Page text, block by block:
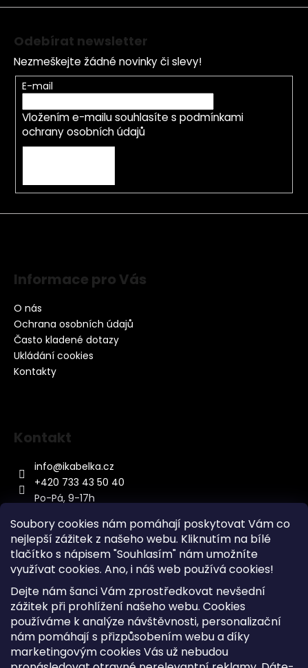
Soubory cookies nám pomáhají poskytovat Vám co
nejlepší zážitek z našeho webu. Kliknutím na bílé
tlačítko s nápisem "Souhlasím" nám umožníte
využívat cookies. Ano, i náš web používá cookies!
Dejte nám šanci Vám zprostředkovat nevšední
zážitek při prohlížení našeho webu. Cookies
používáme k analýze návštěvnosti, personalizační
nám pomáhají s přizpůsobením webu a díky
marketingovým cookies Vás už nebudou
Odebírat newsletter
Nezmeškejte žádné novinky či slevy!
E-mail
Vložením e-mailu souhlasíte s podmínkami
ochrany osobních údajů
Informace pro Vás
O nás
Ochrana osobních údajů
Často kladené dotazy
Ukládání cookies
Kontakty
Kontakt
info@ikabelka.cz
+420 733 43 50 40
Po-Pá, 9-17h
Kontakt
Sitemap
Doprava a Platba
Reklamace Zboží
Obchodní podmínky